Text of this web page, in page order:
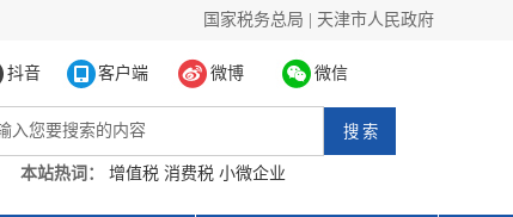
国家税务总局 天津市人民政府
抖音 客户端 微博 微信
本站热词： 增值税 消费税 小微企业